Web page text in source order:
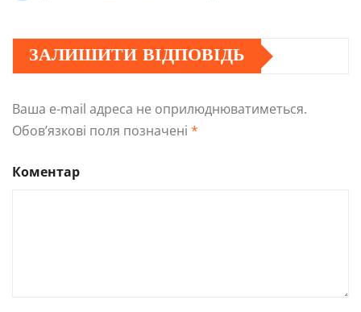
ЗАЛИШИТИ ВІДПОВІДЬ
Ваша e-mail адреса не оприлюднюватиметься.
Обов’язкові поля позначені *
Коментар